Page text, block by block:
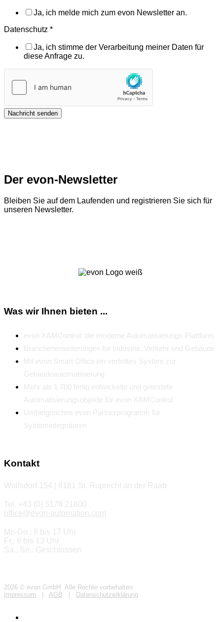
Ja, ich melde mich zum evon Newsletter an.
Datenschutz *
Ja, ich stimme der Verarbeitung meiner Daten für
diese Anfrage zu.
Nachricht senden
Der evon-Newsletter
Bleiben Sie auf dem Laufenden und registrieren Sie sich für
unseren Newsletter.
Was wir Ihnen bieten ...
evon XAMControl: die moderne Automatisierungs-Plattform
Branchenerweiterungen für Industrie, Verkehr und Gebäude
Mit evon Smart Office ein verteiltes System zur
Gebäudeautomatisierung
Mehr als 1.700 fertig entwickelte und getestete
Automatisierungsobjekte für evon XAMControl
Umfangreiches evon Partnerprogramm für
Systemintegratoren
Kontakt
Wollsdorf 154 | 8181 St. Ruprecht an der Raab
Tel. +43 (0) 3178 21800
office@evon-automation.com
Mo-Do.: 8 bis 17 Uhr
Fr.: 8 bis 13 Uhr
Sa., So.: Geschlossen
2026 © evon GmbH Alle Rechte vorbehalten
Impressum
AGB Datenschutzerklärung